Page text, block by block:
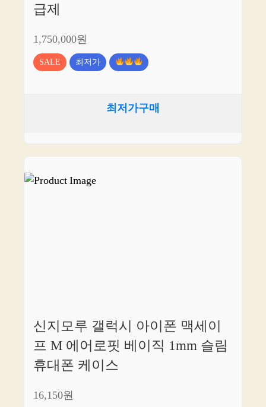
급제
1,750,000원
SALE 최저가
최저가구매
신지모루 갤럭시 아이폰 맥세이
프 M 에어로핏 베이직 1mm 슬림
휴대폰 케이스
16,150원